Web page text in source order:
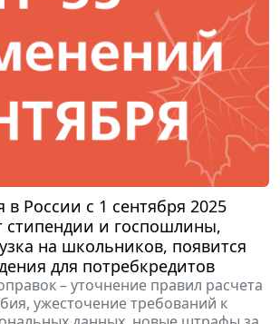
в России с 1 сентября 2025
стипендии и госпошлины,
на школьников, появится
для потребкредитов
– уточнение правил расчета
ужесточение требований к